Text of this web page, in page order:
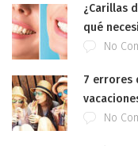
¿Carillas
qué
No
7 errores
No